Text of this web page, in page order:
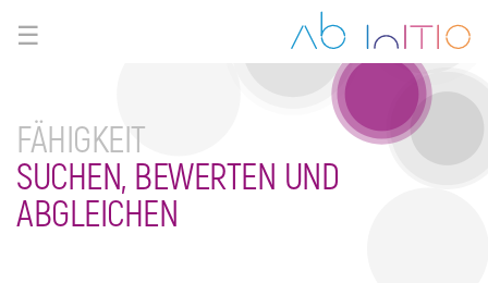
☰
FÄHIGKEIT
SUCHEN, BEWERTEN UND
ABGLEICHEN